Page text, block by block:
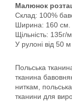
Малюнок
Склад: 100%
Ширина: 160 см.
Щільність: 135г/
У рулоні від 50 м
Польська
тканина
ниткам,
тканини для